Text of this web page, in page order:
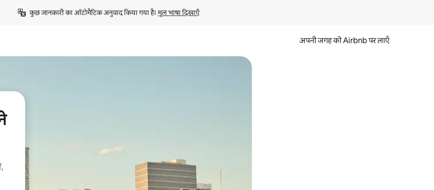
कुछ जानकारी का ऑटोमैटिक अनुवाद किया गया है। मूल भाषा दिखाएँ
अपनी जगह को Airbnb पर लाएँ